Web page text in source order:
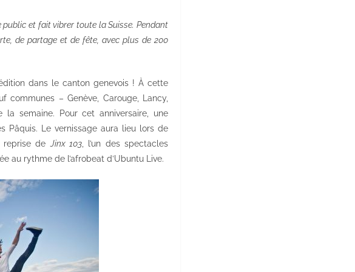
public et fait vibrer toute la Suisse. Pendant
de partage et de fête, avec plus de 200
dans le canton genevois ! À cette
– Genève, Carouge, Lancy,
la semaine.
Pour cet anniversaire, une
Pâquis. Le vernissage aura lieu lors de
reprise de
Jinx 103, l’un des spectacles
au rythme de l’afrobeat d’Ubuntu Live.